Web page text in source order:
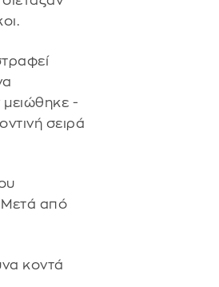
μειώθηκε -
σειρά
Μετά από
κοντά